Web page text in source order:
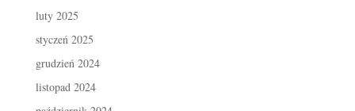
luty 2025
styczeń 2025
grudzień 2024
listopad 2024